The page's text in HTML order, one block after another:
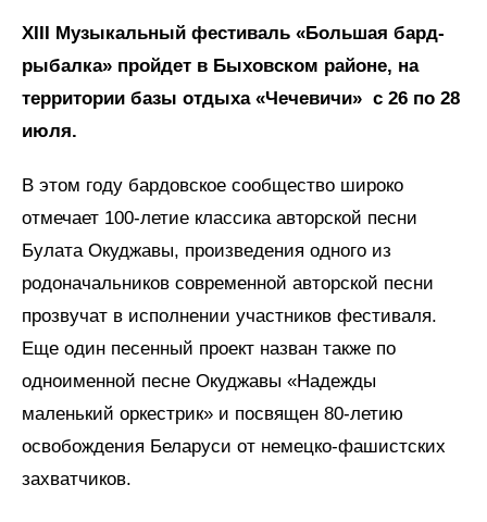
XIII Музыкальный фестиваль «Большая бард-
рыбалка» пройдет в Быховском районе, на
территории базы отдыха «Чечевичи» с 26 по 28
июля.
В этом году бардовское сообщество широко
отмечает 100-летие классика авторской песни
Булата Окуджавы, произведения одного из
родоначальников современной авторской песни
прозвучат в исполнении участников фестиваля.
Еще один песенный проект назван также по
одноименной песне Окуджавы «Надежды
маленький оркестрик» и посвящен 80-летию
освобождения Беларуси от немецко-фашистских
захватчиков.